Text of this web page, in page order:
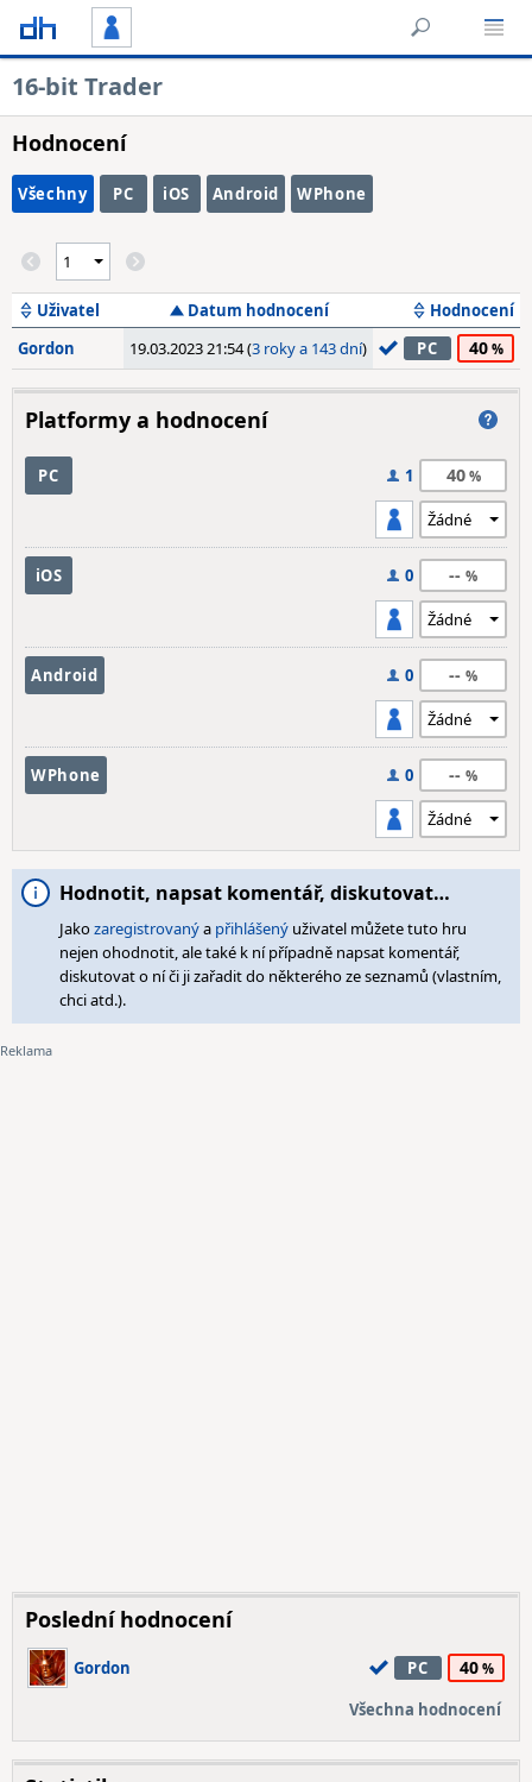
16-bit Trader
Hodnocení
Všechny PC iOS Android WPhone
Uživatel Datum hodnocení
Hodnocení
Gordon
19.03.2023 21:54 (3 roky a 143 dní) PC 40
Platformy a hodnocení
PC 1 40
iOS 0 --
Android 0 --
WPhone 0 --
Hodnotit, napsat komentář, diskutovat…
Jakozaregistrovanýa přihlášený uživatel můžete tuto hru
nejen ohodnotit, ale také k ní případně napsat komentář,
diskutovat o ní či ji zařadit do některého ze seznamů (vlastním,
chci atd.).
Poslední hodnocení
Gordon PC 40
Všechna hodnocení